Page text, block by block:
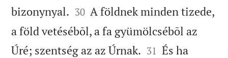
bizonynyal. 

30 A földnek minden tizede,
a föld vetésébõl, a fa gyümölcsébõl az
Úré; szentség az az Úrnak. 

31 És ha